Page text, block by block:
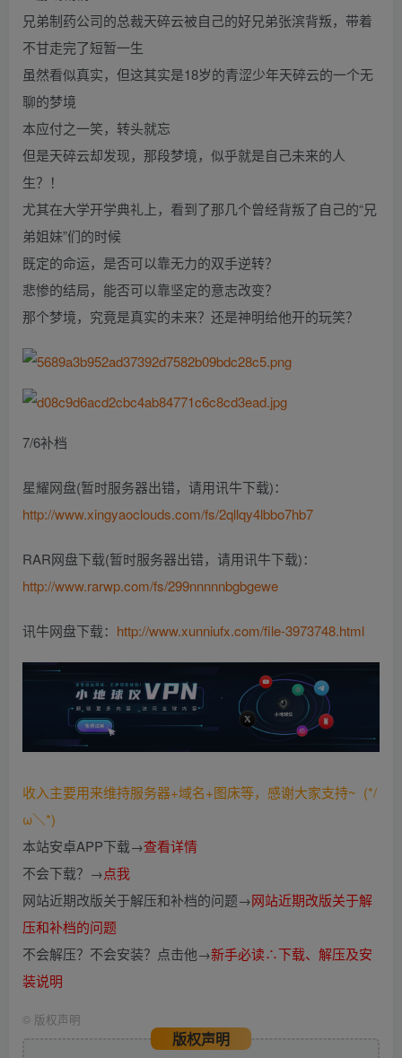
兄弟制药公司的总裁天碎云被自己的好兄弟张滨背叛，带着
不甘走完了短暂一生
虽然看似真实，但这其实是18岁的青涩少年天碎云的一个无
聊的梦境
本应付之一笑，转头就忘
但是天碎云却发现，那段梦境，似乎就是自己未来的人
生？！
尤其在大学开学典礼上，看到了那几个曾经背叛了自己的“兄
弟姐妹”们的时候
既定的命运，是否可以靠无力的双手逆转？
悲惨的结局，能否可以靠坚定的意志改变？
那个梦境，究竟是真实的未来？还是神明给他开的玩笑？
7/6补档
星耀网盘(暂时服务器出错，请用讯牛下载)：
http://www.xingyaoclouds.com/fs/2qllqy4lbbo7hb7
RAR网盘下载(暂时服务器出错，请用讯牛下载)：
http://www.rarwp.com/fs/299nnnnnbgbgewe
讯牛网盘下载： http://www.xunniufx.com/file-3973748.html
收入主要用来维持服务器+域名+图床等，感谢大家支持~ (*/
ω＼*)
本站安卓APP下载→查看详情
不会下载？→点我
网站近期改版关于解压和补档的问题→网站近期改版关于解
压和补档的问题
不会解压？不会安装？点击他→新手必读∴下载、解压及安
装说明
© 版权声明
版权声明